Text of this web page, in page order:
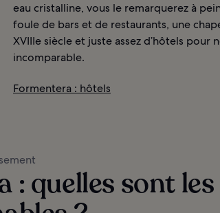
eau cristalline, vous le remarquerez à
foule de bars et de restaurants, une
XVIIIe siècle et juste assez d’hôtels
incomparable.
Formentera : hôtels
: quelles sont